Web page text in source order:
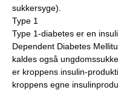
sukkersyge).
Type 1
Type 1-diabetes er en
Dependent Diabetes
kaldes også
er kroppens insulin-
kroppens egne